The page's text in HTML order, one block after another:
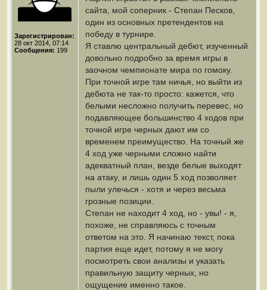
Зарегистрирован:
28 окт 2014, 07:14
Сообщения: 199
сайта, мой соперник - Степан Песков,
один из основных претендентов на
победу в турнире.
Я ставлю центральный дебют, изученный
довольно подробно за время игры в
заочном чемпионате мира по гомоку.
При точной игре там ничья, но выйти из
дебюта не так-то просто: кажется, что
белыми несложно получить перевес, но
подавляющее большинство 4 ходов при
точной игре черных дают им со
временем преимущество. На точный же
4 ход уже черными сложно найти
адекватный план, везде белые выходят
на атаку, и лишь один 5 ход позволяет
пыли улечься - хотя и через весьма
грозные позиции.
Степан не находит 4 ход, но - увы! - я,
похоже, не справляюсь с точным
ответом на это. Я начинаю текст, пока
партия еще идет, потому я не могу
посмотреть свои анализы и указать
правильную защиту черных, но
ощущение именно такое.